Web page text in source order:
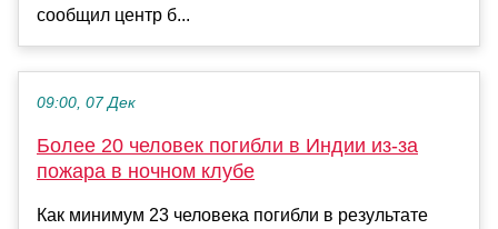
сообщил центр б...
09:00, 07 Дек
Более 20 человек погибли в Индии из-за
пожара в ночном клубе
Как минимум 23 человека погибли в результате